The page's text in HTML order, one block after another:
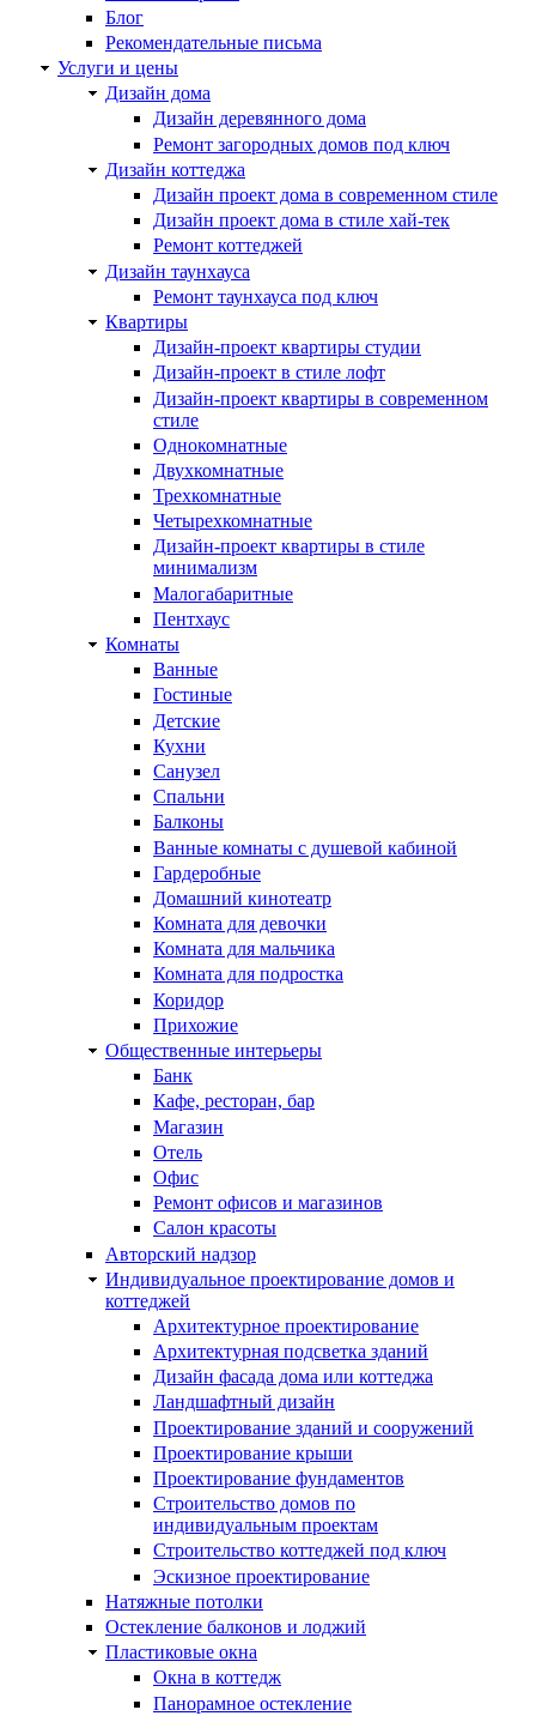
Блог
Рекомендательные письма
Услуги и цены
Дизайн дома
Дизайн деревянного дома
Ремонт загородных домов под ключ
Дизайн коттеджа
Дизайн проект дома в современном стиле
Дизайн проект дома в стиле хай-тек
Ремонт коттеджей
Дизайн таунхауса
Ремонт таунхауса под ключ
Квартиры
Дизайн-проект квартиры студии
Дизайн-проект в стиле лофт
Дизайн-проект квартиры в современном
стиле
Однокомнатные
Двухкомнатные
Трехкомнатные
Четырехкомнатные
Дизайн-проект квартиры в стиле
минимализм
Малогабаритные
Пентхаус
Комнаты
Ванные
Гостиные
Детские
Кухни
Санузел
Спальни
Балконы
Ванные комнаты с душевой кабиной
Гардеробные
Домашний кинотеатр
Комната для девочки
Комната для мальчика
Комната для подростка
Коридор
Прихожие
Общественные интерьеры
Банк
Кафе, ресторан, бар
Магазин
Отель
Офис
Ремонт офисов и магазинов
Салон красоты
Авторский надзор
Индивидуальное проектирование домов и
коттеджей
Архитектурное проектирование
Архитектурная подсветка зданий
Дизайн фасада дома или коттеджа
Ландшафтный дизайн
Проектирование зданий и сооружений
Проектирование крыши
Проектирование фундаментов
Строительство домов по
индивидуальным проектам
Строительство коттеджей под ключ
Эскизное проектирование
Натяжные потолки
Остекление балконов и лоджий
Пластиковые окна
Окна в коттедж
Панорамное остекление